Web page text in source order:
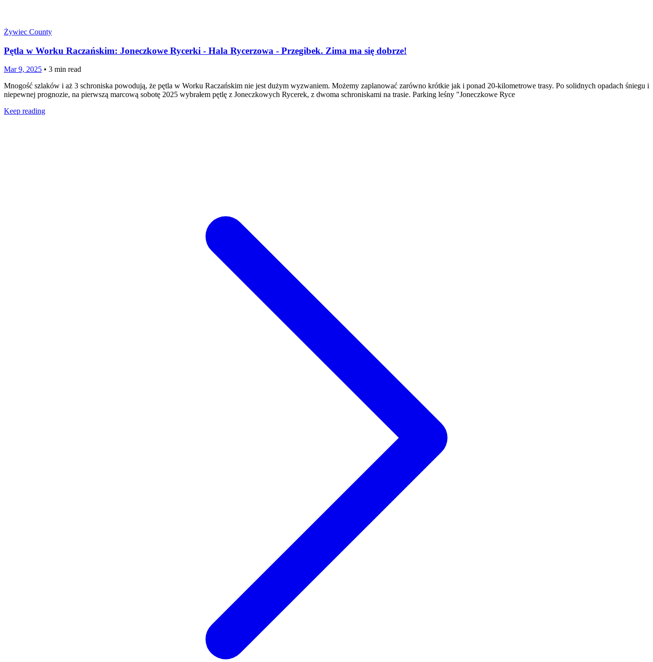
Żywiec County
Pętla w Worku Raczańskim: Joneczkowe Rycerki - Hala Rycerzowa - Przegibek. Zima ma się dobrze!
Mar 9, 2025 • 3 min read
Mnogość szlaków i aż 3 schroniska powodują, że pętla w Worku Raczańskim nie jest dużym wyzwaniem. Możemy zaplanować zarówno krótkie jak i ponad 20-kilometrowe trasy. Po solidnych opadach śniegu i
niepewnej prognozie, na pierwszą marcową sobotę 2025 wybrałem pętlę z Joneczkowych Rycerek, z dwoma schroniskami na trasie. Parking leśny "Joneczkowe Ryce
Keep reading